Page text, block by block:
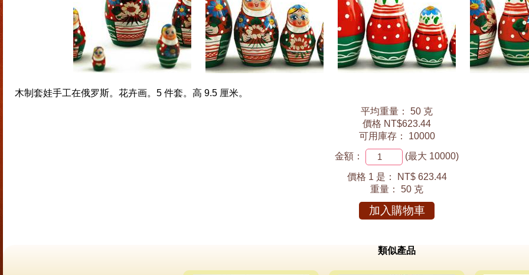
木制套娃手工在俄罗斯。花卉画。5 件套。高 9.5 厘米。
平均重量： 50 克
價格 NT$623.44
可用庫存： 10000
金額： (最大 10000)
價格 1 是：
NT$ 623.44
重量： 50 克
加入購物車
類似產品